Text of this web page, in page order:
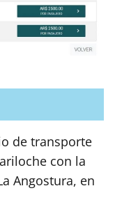
de transporte
con la
Angostura, en